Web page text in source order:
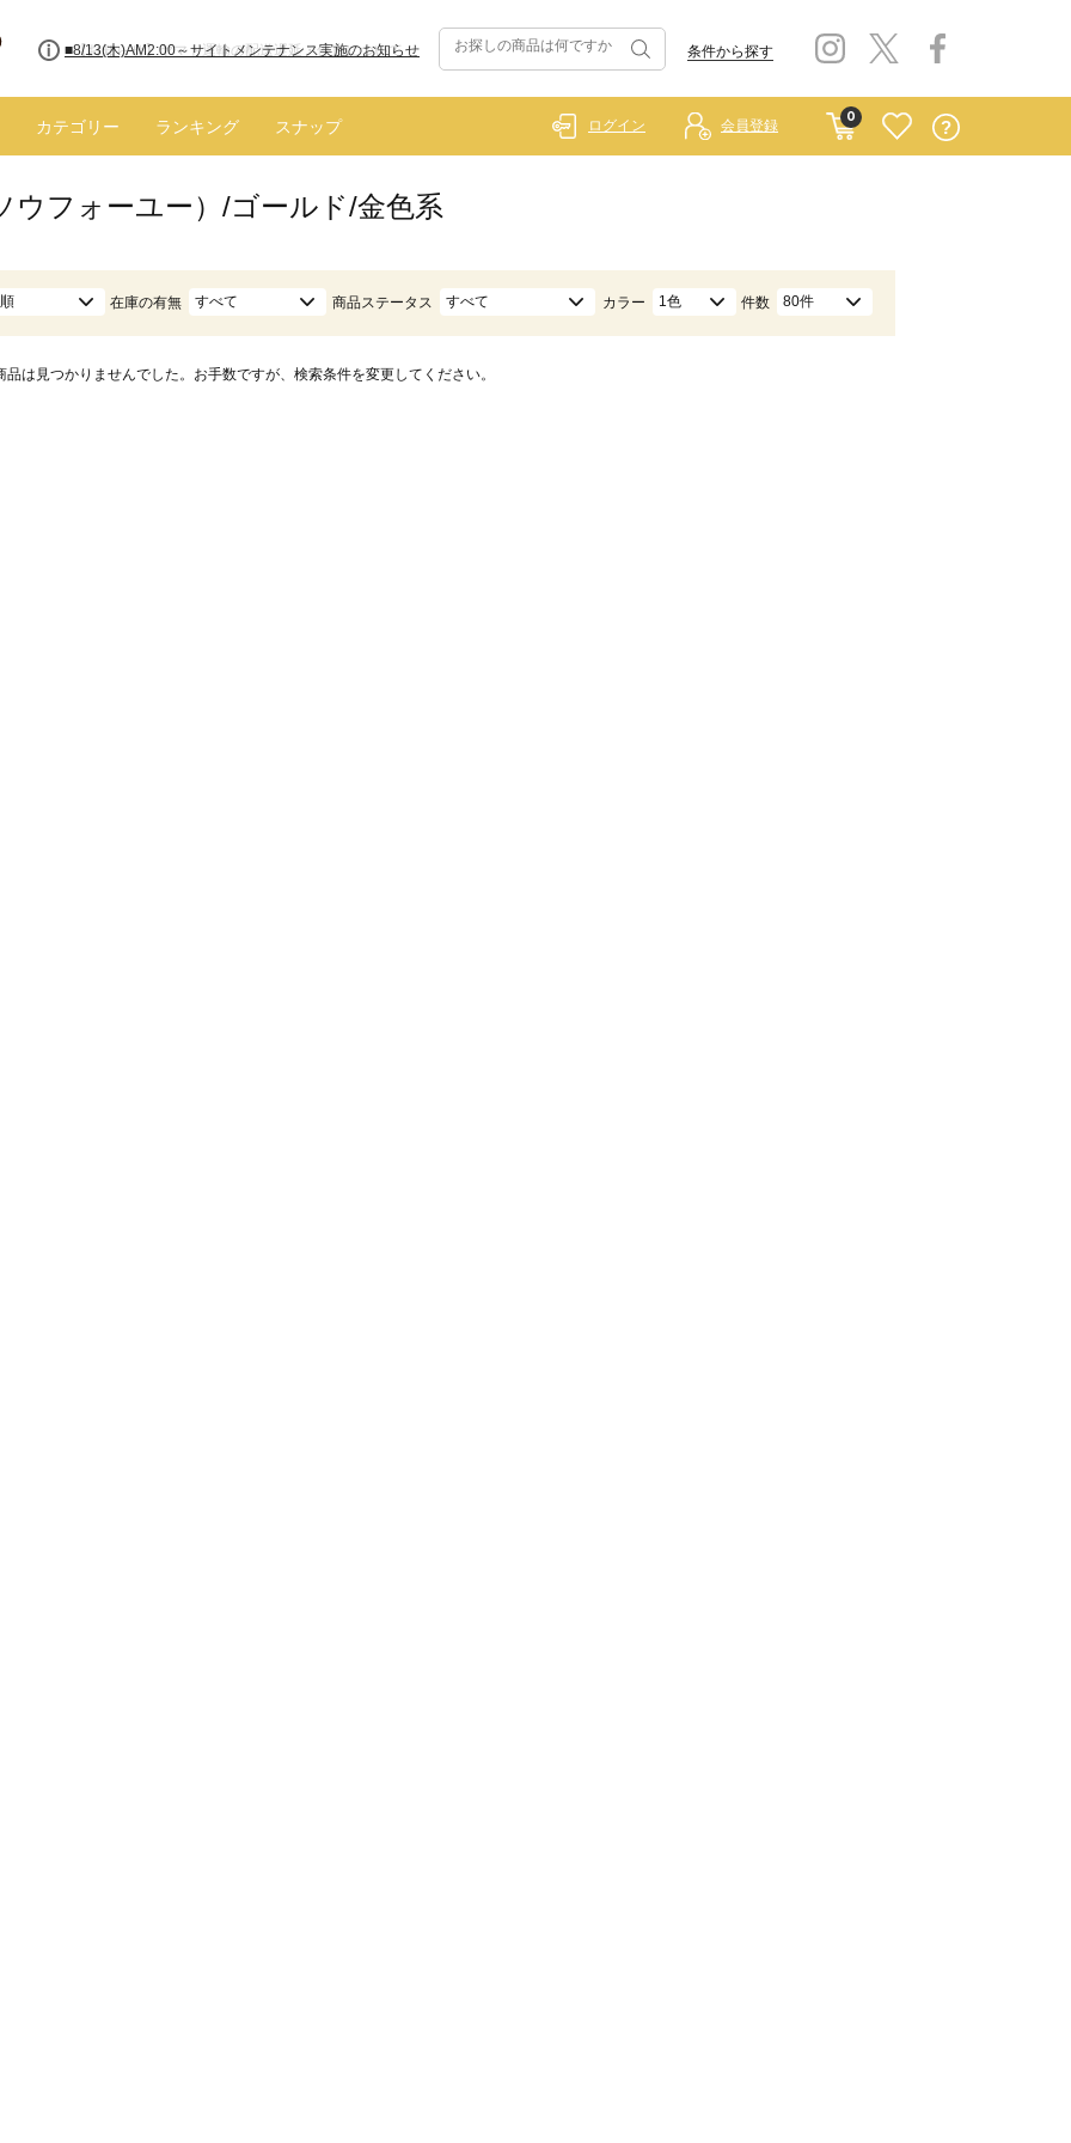
■【お知らせ】ヤマト運輸の配送遅延・停止について 条件から探す
カテゴリー ランキング スナップ
0
ログイン 会員登録
ウフォーユー）/ゴールド/金色系
在庫の有無 すべて 商品ステータス すべて カラー 1色 件数 80件
品は見つかりませんでした。お手数ですが、検索条件を変更してください。